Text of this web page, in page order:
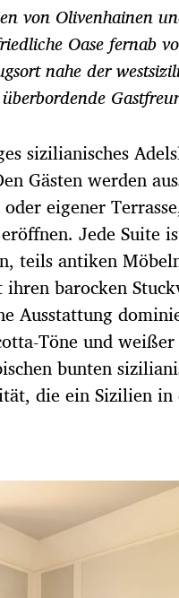
von Olivenhainen
Oase fernab
nahe der
sizilianisches
Gästen werden
eigener
Jede Suite
teils antiken
barocken
Ausstattung
Töne und
bunten
die ein Sizilien